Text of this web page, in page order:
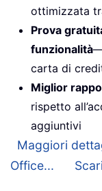
ottimizzata
Prova
funzionalità—
carta di
Miglior
rispetto
aggiuntivi
Maggiori
Office...